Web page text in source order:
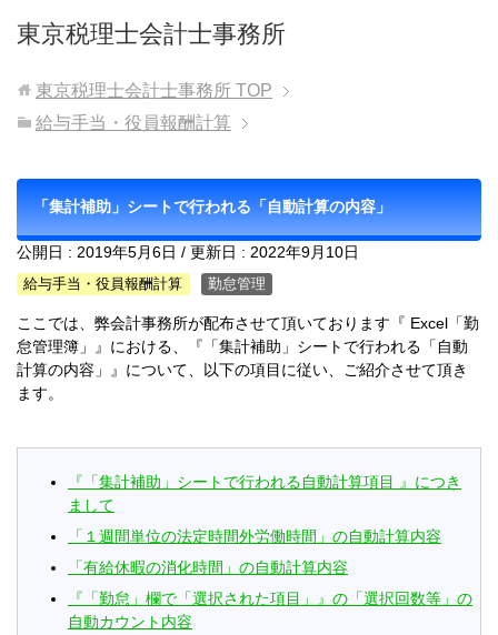
東京税理士会計士事務所
東京税理士会計士事務所 TOP
給与手当・役員報酬計算
「集計補助」シートで行われる「自動計算の内容」
公開日 : 2019年5月6日 / 更新日 : 2022年9月10日
給与手当・役員報酬計算 勤怠管理
ここでは、弊会計事務所が配布させて頂いております『 Excel「勤
怠管理簿」』における、『「集計補助」シートで行われる「自動
計算の内容」』について、以下の項目に従い、ご紹介させて頂き
ます。
『「集計補助」シートで行われる自動計算項目 』につき
まして
「１週間単位の法定時間外労働時間」の自動計算内容
「有給休暇の消化時間」の自動計算内容
『「勤怠」欄で「選択された項目」』の「選択回数等」の
自動カウント内容